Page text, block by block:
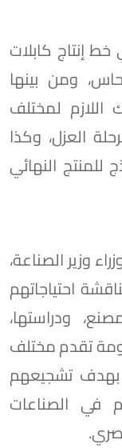
إنتاج كابلات
ومن بينها
لمختلف
العزل، وكذا
للمنتج النهائي
وزير الصناعة،
احتياجاتهم
ودراستها،
تقدم مختلف
بهدف تشجيعهم
في الصناعات